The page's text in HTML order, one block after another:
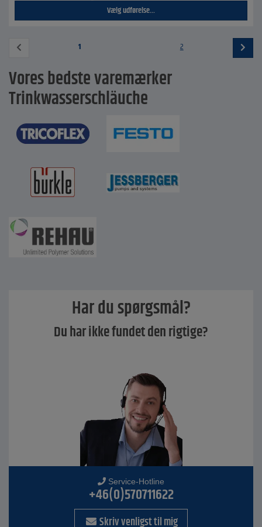
Vælg udførelse...
1 2
Vores bedste varemærker
Trinkwasserschläuche
Har du spørgsmål?
Du har ikke fundet den rigtige?
Service-Hotline
+46(0)570711622
Skriv venligst til mig